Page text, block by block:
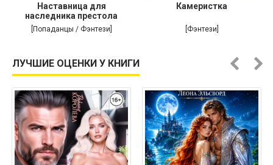
Наставница для
наследника престола
[Попаданцы / Фэнтези]
Камеристка
[Фэнтези]
ЛУЧШИЕ ОЦЕНКИ У КНИГИ